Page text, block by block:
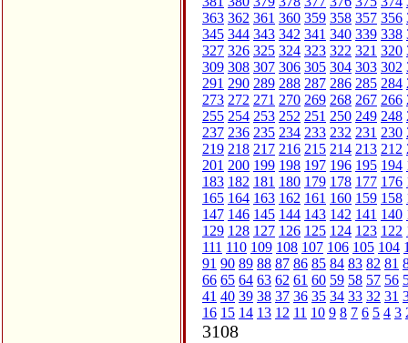
363 362 361 360 359 358 357 356
345 344 343 342 341 340 339 338
327 326 325 324 323 322 321 320
309 308 307 306 305 304 303 302
291 290 289 288 287 286 285 284
273 272 271 270 269 268 267 266
255 254 253 252 251 250 249 248
237 236 235 234 233 232 231 230
219 218 217 216 215 214 213 212
201 200 199 198 197 196 195 194
183 182 181 180 179 178 177 176
165 164 163 162 161 160 159 158
147 146 145 144 143 142 141 140
129 128 127 126 125 124 123 122
111 110 109 108 107 106 105 104
91 90 89 88 87 86 85 84 83 82 81
66 65 64 63 62 61 60 59 58 57 56
41 40 39 38 37 36 35 34 33 32 31
16 15 14 13 12 11 10 9 8 7 6 5 4 3
3108